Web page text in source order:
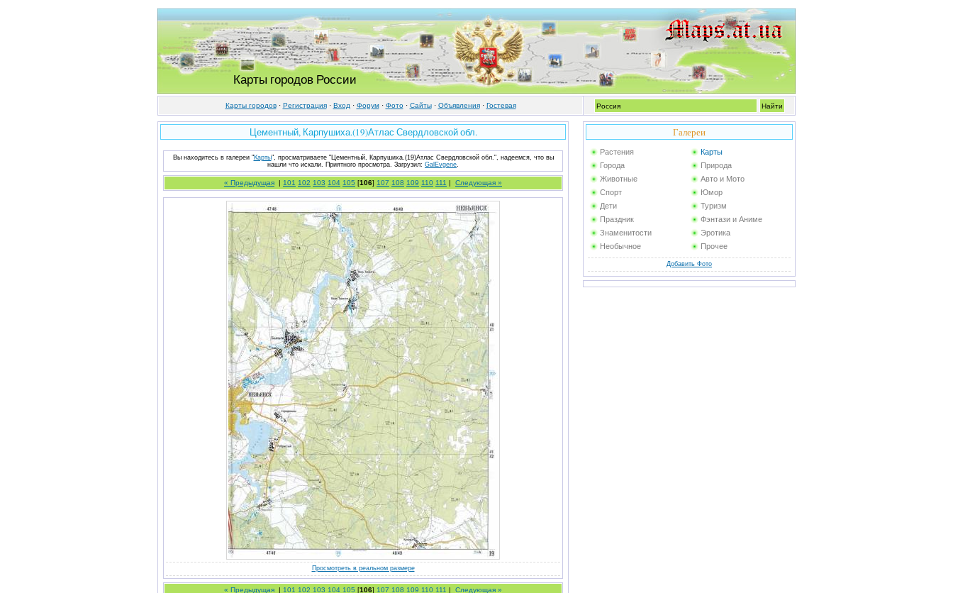
Карты городов России
Карты городов· Регистрация· Вход · Форум· Фото· Cайты· Объявления· Гостевая
Цементный, Карпушиха.(19)Атлас Свердловской обл.
Вы находитесь в галереи "Карты", просматриваете "Цементный, Карпушиха.(19)Атлас Свердловской обл.", надеемся, что вы
нашли что искали. Приятного просмотра. Загрузил: GalEvgene.
« Предыдущая | 101 102 103 104 105 [106] 107 108 109 110 111 | Следующая »
Просмотреть в реальном размере
« Предыдущая | 101 102 103 104 105 [106] 107 108 109 110 111 | Следующая »
Галереи
Растения
Карты
Города
Природа
Животные
Авто и Мото
Спорт
Юмор
Дети
Туризм
Праздник
Фэнтази и Аниме
Знаменитости
Эротика
Необычное
Прочее
Добавить Фото